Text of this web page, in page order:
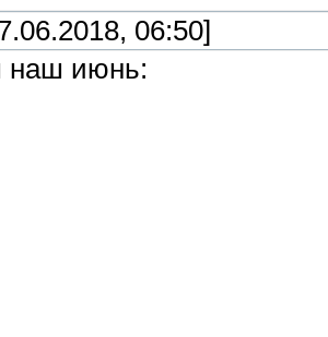
06:50]
наш июнь: